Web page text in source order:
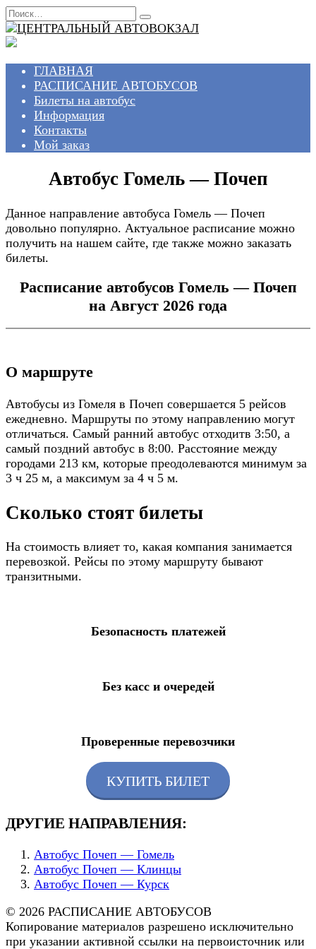
Перейти
к
содержанию
Search
for:
ГЛАВНАЯ
РАСПИСАНИЕ АВТОБУСОВ
Билеты на автобус
Информация
Контакты
Мой заказ
Автобус Гомель — Почеп
Данное направление автобуса Гомель — Почеп
довольно популярно. Актуальное расписание можно
получить на нашем сайте, где также можно заказать
билеты.
Расписание автобусов Гомель — Почеп
на Август 2026 года
О маршруте
Автобусы из Гомеля в Почеп совершается 5 рейсов
ежедневно. Маршруты по этому направлению могут
отличаться. Самый ранний автобус отходитв 3:50, а
самый поздний автобус в 8:00. Расстояние между
городами 213 км, которые преодолеваются минимум за
3 ч 25 м, а максимум за 4 ч 5 м.
Сколько стоят билеты
На стоимость влияет то, какая компания занимается
перевозкой. Рейсы по этому маршруту бывают
транзитными.
Безопасность платежей
Без касс и очередей
Проверенные перевозчики
КУПИТЬ БИЛЕТ
ДРУГИЕ НАПРАВЛЕНИЯ:
Автобус Почеп — Гомель
Автобус Почеп — Клинцы
Автобус Почеп — Курск
© 2026 РАСПИСАНИЕ АВТОБУСОВ
Копирование материалов разрешено исключительно
при указании активной ссылки на первоисточник или